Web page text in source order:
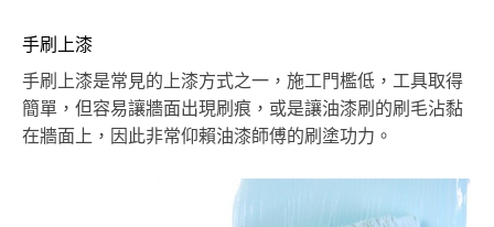
手刷上漆
手刷上漆是常見的上漆方式之一，施工門檻低，工具取得
簡單，但容易讓牆面出現刷痕，或是讓油漆刷的刷毛沾黏
在牆面上，因此非常仰賴油漆師傅的刷塗功力。